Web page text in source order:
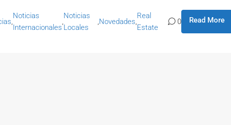
,
Noticias
Internacionales
,
Noticias
Locales
,Novedades,
Real
Estate
0 Read More